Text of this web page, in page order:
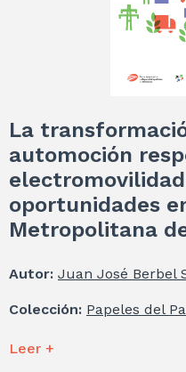
La
automoción
oportunidades
Metropolitana
Autor: Juan José Berbel
Colección: Papeles del
Leer +